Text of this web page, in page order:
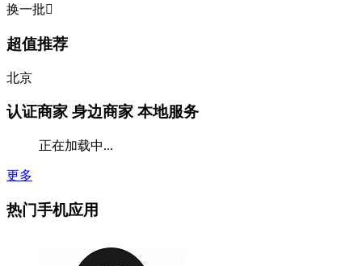
换一批
超值推荐
北京
认证商家 身边商家 本地服务
正在加载中...
更多
热门手机应用